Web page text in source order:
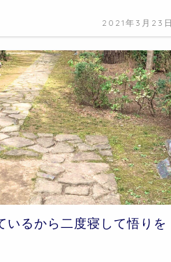
2021年3月23日
いるから二度寝して悟りを